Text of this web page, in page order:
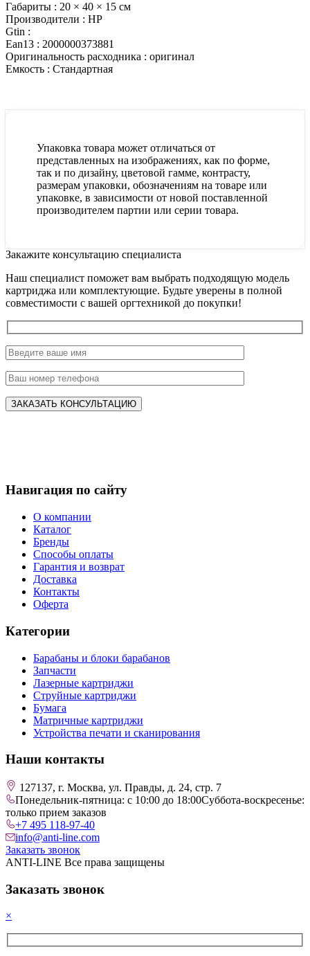
Габариты : 20 × 40 × 15 см
Производители : HP
Gtin :
Ean13 : 2000000373881
Оригинальность расходника : оригинал
Емкость : Стандартная
Упаковка товара может отличаться от
представленных на изображениях, как по форме,
так и по дизайну, цветовой гамме, контрасту,
размерам упаковки, обозначениям на товаре или
упаковке, в зависимости от новой поставленной
производителем партии или серии товара.
Закажите консультацию специалиста
Наш специалист поможет вам выбрать подходящую модель
картриджа или комплектующие. Будьте уверены в полной
совместимости с вашей оргтехникой до покупки!
Навигация по сайту
О компании
Каталог
Бренды
Способы оплаты
Гарантия и возврат
Доставка
Контакты
Оферта
Категории
Барабаны и блоки барабанов
Запчасти
Лазерные картриджи
Струйные картриджи
Бумага
Матричные картриджи
Устройства печати и сканирования
Наши контакты
127137, г. Москва, ул. Правды, д. 24, стр. 7
Понедельник-пятница: с 10:00 до 18:00Суббота-воскресенье:
только прием заказов
+7 495 118-97-40
info@anti-line.com
Заказать звонок
ANTI-LINE Все права защищены
Заказать звонок
×